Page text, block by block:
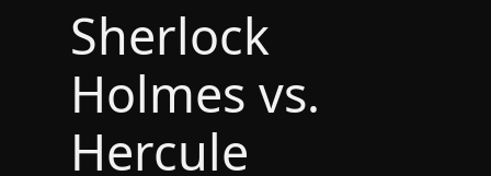
Sherlock
Holmes vs.
Hercule